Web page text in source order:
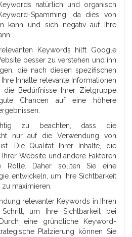
natürlich und organisch
Spamming, da dies von
kann und sich negativ auf Ihre
Keywords hilft Google
besser zu verstehen und ihn
die nach diesen spezifischen
Inhalte relevante Informationen
die Bedürfnisse Ihrer Zielgruppe
Chancen auf eine höhere
zu beachten, dass die
nur auf die Verwendung von
Die Qualität Ihrer Inhalte, die
Website und andere Faktoren
Rolle. Daher sollten Sie eine
entwickeln, um Ihre Sichtbarkeit
maximieren.
relevanter Keywords in Ihren
um Ihre Sichtbarkeit bei
eine gründliche Keyword-
Platzierung können Sie